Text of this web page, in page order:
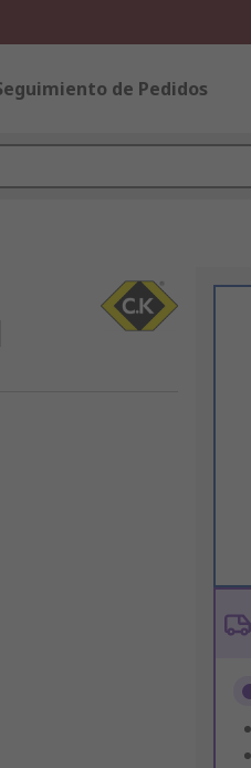
de Pedidos